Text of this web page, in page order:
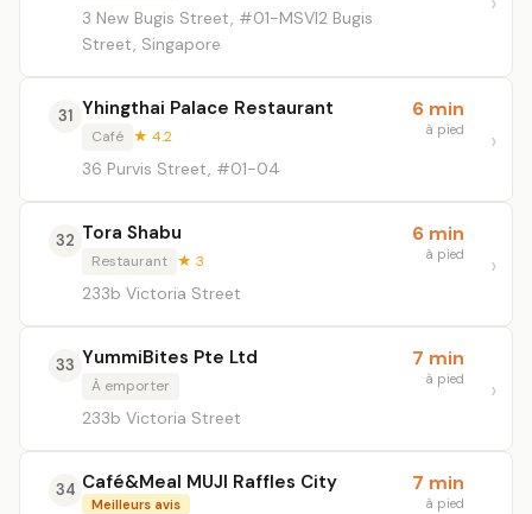
3 New Bugis Street, #01-MSVI2 Bugis
Street, Singapore
31 Yhingthai Palace Restaurant
Café ★ 4.2
36 Purvis Street, #01-04
6 min
à pied
32 Tora Shabu
Restaurant ★ 3
233b Victoria Street
6 min
à pied
33 YummiBites Pte Ltd
À emporter
233b Victoria Street
7 min
à pied
34 Café&Meal MUJI Raffles City
Meilleurs avis
7 min
à pied